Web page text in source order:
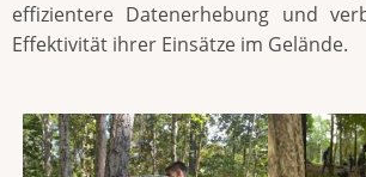
effizientere Datenerhebung und
Effektivität ihrer Einsätze im Gelände.